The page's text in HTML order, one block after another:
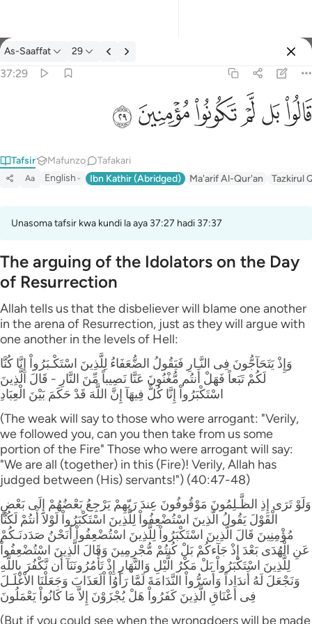
Tafsir: As-Saaffat 37:29
As-Saaffat 29
37:29
قَالُوا۟ بَل لَّمْ تَكُونُوا۟ مُؤْمِنِينَ ٢٩
ﱘﱙﱚﱛﱜﱝ
Tafsir Mafunzo Tafakari
Aa English Ibn Kathir (Abridged) Ma'arif Al-Qur'an Tazkirul
Unasoma tafsir kwa kundi la aya 37:27 hadi 37:37
The arguing of the Idolators on the Day
of Resurrection
Allah tells us that the disbeliever will blame one another
in the arena of Resurrection, just as they will argue with
one another in the levels of Hell:
وَإِذْ يَتَحَآجُّونَ فِى النَّـارِ فَيَقُولُ الضُّعَفَاءُ لِلَّذِينَ اسْتَكْـبَرُواْ إِنَّا كُنَّا
لَكُمْ تَبَعاً فَهَلْ أَنتُم مُّغْنُونَ عَنَّا نَصِيباً مِّنَ النَّارِ - قَالَ الَّذِينَ
اسْتَكْبَرُواْ إِنَّا كُلٌّ فِيهَآ إِنَّ اللَّهَ قَدْ حَكَمَ بَيْنَ الْعِبَادِ
(The weak will say to those who were arrogant: "Verily,
we followed you, can you then take from us some
portion of the Fire" Those who were arrogant will say:
"We are all (together) in this (Fire)! Verily, Allah has
judged between (His) servants!") (40:47-48)
وَلَوْ تَرَى إِذِ الظَّـلِمُونَ مَوْقُوفُونَ عِندَ رَبّهِمْ يَرْجِعُ بَعْضُهُمْ إِلَى بَعْضٍ
الْقَوْلَ يَقُولُ الَّذِينَ اسْتُضْعِفُواْ لِلَّذِينَ اسْتَكْبَرُواْ لَوْلاَ أَنتُمْ لَكُنَّا
مُؤْمِنِينَ قَالَ الَّذِينَ اسْتَكْبَرُواْ لِلَّذِينَ اسْتُضْعِفُواْ أَنَحْنُ صَدَدنَـكُمْ
عَنِ الْهُدَى بَعْدَ إِذْ جَآءكُمْ بَلْ كُنتُمْ مُّجْرِمِينَ وَقَالَ الَّذِينَ اسْتُضْعِفُواْ
لِلَّذِينَ اسْتَكْبَرُواْ بَلْ مَكْرُ الَّيْلِ وَالنَّهَارِ إِذْ تَأْمُرُونَنَآ أَن نَّكْفُرَ بِاللَّهِ
وَنَجْعَلَ لَهُ أَندَاداً وَأَسَرُّواْ النَّدَامَةَ لَمَّا رَأَوُاْ اْلَعَذَابَ وَجَعَلْنَا الاْغْلَـلَ
فِى أَعْنَاقِ الَّذِينَ كَفَرُواْ هَلْ يُجْزَوْنَ إِلاَّ مَا كَانُواْ يَعْمَلُونَ
(But if you could see when the wrongdoers will be made